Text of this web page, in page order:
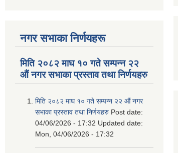
नगर सभाका निर्णयहरू
मिति २०८२ माघ १० गते सम्पन्न २२
औं नगर सभाका प्रस्ताव तथा निर्णयहरु
मिति २०८२ माघ १० गते सम्पन्न २२ औं नगर
सभाका प्रस्ताव तथा निर्णयहरु Post date:
04/06/2026 - 17:32 Updated date:
Mon, 04/06/2026 - 17:32